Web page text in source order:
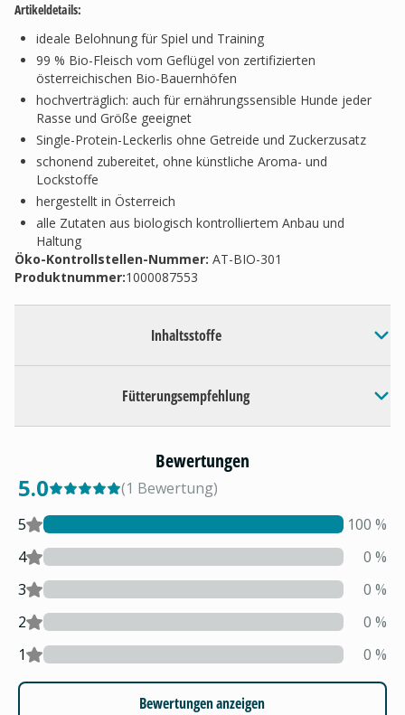
Artikeldetails:
ideale Belohnung für Spiel und Training
99 % Bio-Fleisch vom Geflügel von zertifizierten
österreichischen Bio-Bauernhöfen
hochverträglich: auch für ernährungssensible Hunde jeder
Rasse und Größe geeignet
Single-Protein-Leckerlis ohne Getreide und Zuckerzusatz
schonend zubereitet, ohne künstliche Aroma- und
Lockstoffe
hergestellt in Österreich
alle Zutaten aus biologisch kontrolliertem Anbau und
Haltung
Öko-Kontrollstellen-Nummer: AT-BIO-301
Produktnummer:1000087553
Inhaltsstoffe
Fütterungsempfehlung
Bewertungen
5.0 (1 Bewertung)
5
100 %
4
0 %
3
0 %
2
0 %
1
0 %
Bewertungen anzeigen